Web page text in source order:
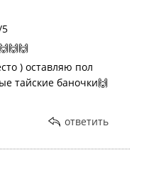
время на
груза из
100 грамм до оптовых
Снеговая падь", ТЦ
) оставляю пол
тайские баночки🙌
ответить